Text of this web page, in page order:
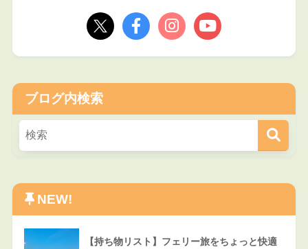
ブログ内検索
NEW!
【持ち物リスト】フェリー旅をちょっと快適